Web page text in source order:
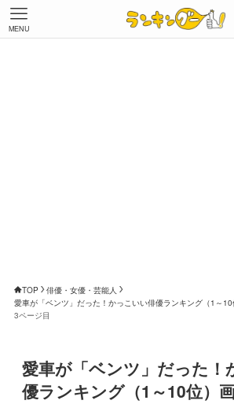
MENU
TOP
俳優・女優・芸能人
愛車が「ベンツ」だった！かっこいい俳優ランキング（1～
3ページ目
愛車が「ベンツ」だった！
優ランキング（1～10位）